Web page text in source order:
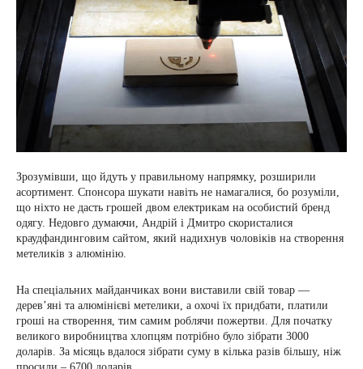
Зрозумівши, що йдуть у правильному напрямку, розширили
асортимент. Спонсора шукати навіть не намагалися, бо розуміли,
що ніхто не дасть грошей двом електрикам на особистий бренд
одягу. Недовго думаючи, Андрій і Дмитро скористалися
краудфандинговим сайтом, який надихнув чоловіків на створення
метеликів з алюмінію.
На спеціальних майданчиках вони виставили свій товар —
дерев’яні та алюмінієві метелики, а охочі їх придбати, платили
гроші на створення, тим самим роблячи пожертви. Для початку
великого виробництва хлопцям потрібно було зібрати 3000
доларів. За місяць вдалося зібрати суму в кілька разів більшу, ніж
просили – 6700 доларів.